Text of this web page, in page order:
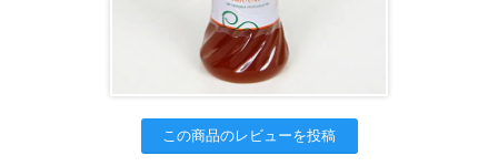
この商品のレビューを投稿